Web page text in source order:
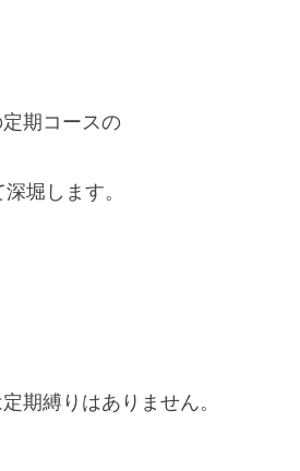
期コースの
堀します。
期縛りはありません。